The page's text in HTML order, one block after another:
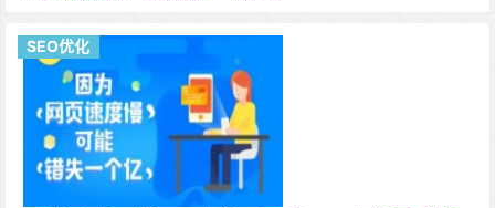
SEO优化